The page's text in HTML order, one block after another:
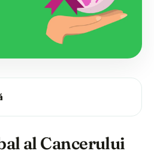
al Cancerului